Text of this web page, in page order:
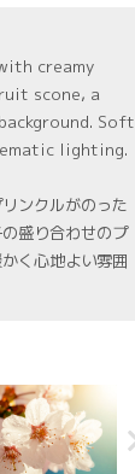
creamy
scone, a
Soft
lighting.
ンクルがのった
盛り合わせのプ
く心地よい雰囲